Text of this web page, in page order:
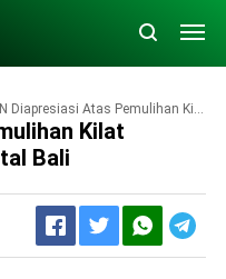
Atas Pemulihan Kilat Kelistrikan di Fasilitas Vital Bali
Kilat
Bali